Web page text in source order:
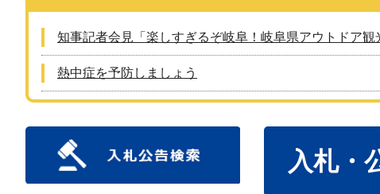
知事記者会見「楽しすぎるぞ岐阜！岐阜県アウトドア
熱中症を予防しましょう
入札・